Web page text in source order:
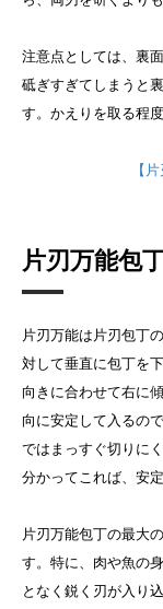
注意点としては、裏
砥ぎすぎてしまうと
す。かえりを取る程
【
片刃万能包
片刃万能は片刃包丁
対して垂直に包丁を
向きに合わせて右に
向に安定して入るの
ではまっすぐ切りに
分かってこれば、安
片刃万能包丁の最大
す。特に、肉や魚の
となく鋭く刃が入り